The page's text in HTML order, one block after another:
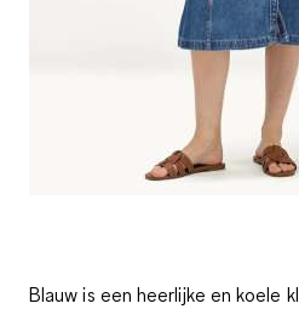
Blauw is een heerlijke en koele